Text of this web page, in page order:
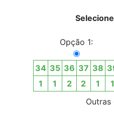
Opção 1:
34 35 36 37 38
1
1 2 2 1 1
Outras